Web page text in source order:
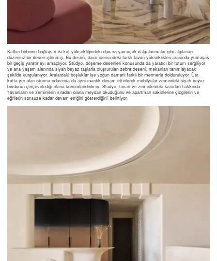
Katları birbirine bağlayan iki kat yüksekliğindeki duvara yumuşak dalgalanmalar gibi algılanan
düzensiz bir desen işlenmiş. Bu desen, daire içerisindeki farklı tavan yükseklikleri arasında yumuşak
bir geçiş yaratmayı amaçlıyor. Stüdyo, döşeme desenleri konusunda da yaratıcı bir tutum sergiliyor
ve ana yaşam alanında siyah beyaz taşlarla oluşturulan zebra deseni, mekanları tanımlayacak
şekilde kurgulanıyor. Aralardaki boşluklar ise yoğun damarlı farklı bir mermerle dolduruluyor. Üst
katta yer alan oturma odasında da aynı mantık devam ettirilerek mobilyalar zemindeki siyah beyaz
bordürün çerçevelediği alana konumlandırılmış. Stüdyo, tavan ve zeminlerdeki kararları hakkında
‘tavanların ve zeminlerin sıradan olana meydan okuduğunu ve apartman sakinlerine çizgilerin ve
eğrilerin sonsuza kadar devam ettiğini gösterdiğini’ belirtiyor.